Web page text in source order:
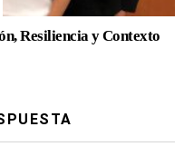
Resiliencia y Contexto